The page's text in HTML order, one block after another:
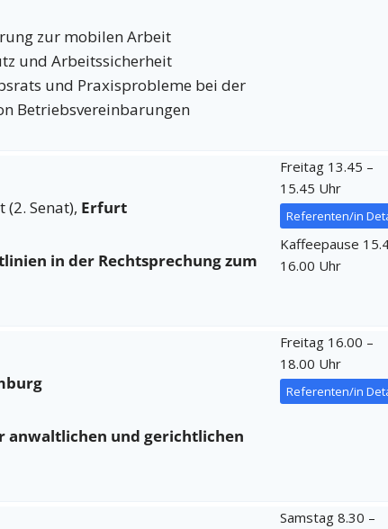
zur mobilen Arbeit
und Arbeitssicherheit
und Praxisprobleme bei der
Betriebsvereinbarungen
Senat), Erfurt
in der Rechtsprechung zum
Freitag 13.45 –
15.45 Uhr
Referenten/in
Kaffeepause
16.00 Uhr
anwaltlichen und gerichtlichen
Freitag 16.00 –
18.00 Uhr
Referenten/in
Samstag 8.30 –